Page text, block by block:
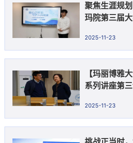
聚焦生涯规
玛院第三届
2025-11-23
【玛丽博雅
系列讲座第
2025-11-23